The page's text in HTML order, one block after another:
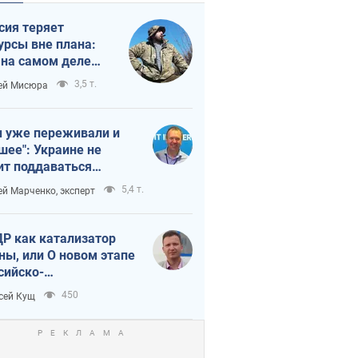
теряет
вне плана:
на самом деле
темп войны
Мисюра 3,5 т.
переживали и
Украине не
поддаваться
из-за
террора
Марченко, эксперт 5,4 т.
как катализатор
или О новом этапе
союза
Кущ 450